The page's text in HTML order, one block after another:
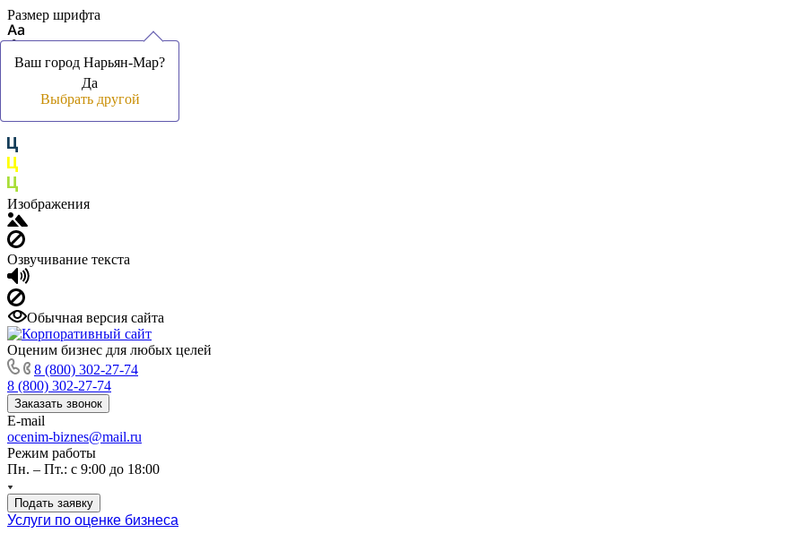
Размер шрифта
Цвет фона и шрифта
Изображения
Озвучивание текста
Обычная версия сайта
Оценим бизнес для любых целей
8 (800) 302-27-74
8 (800) 302-27-74
Заказать звонок
E-mail
ocenim-biznes@mail.ru
Режим работы
Пн. – Пт.: с 9:00 до 18:00
Подать заявку
Услуги по оценке бизнеса
Ваш город Нарьян-Мар?
Да
Выбрать другой
Ваш город Нарьян-Мар?
Да
Выбрать другой